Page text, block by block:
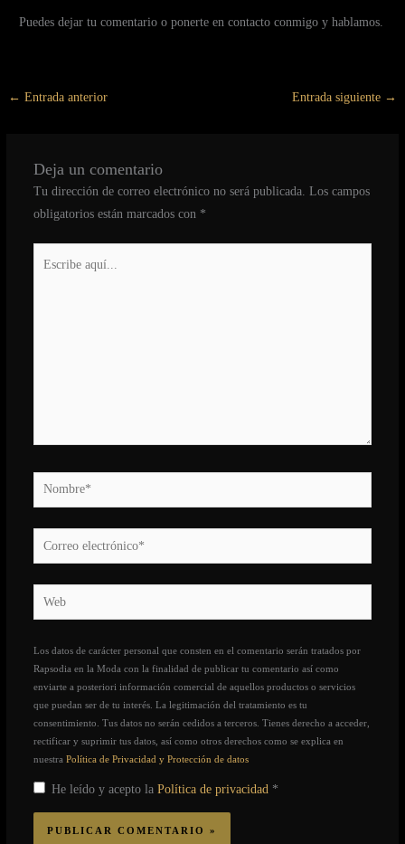
Puedes dejar tu comentario o ponerte en contacto conmigo y hablamos.
← Entrada anterior Entrada siguiente →
Deja un comentario
Tu dirección de correo electrónico no será publicada. Los campos
obligatorios están marcados con *
Nombre*
Correo
electrónico*
Web
Los datos de carácter personal que consten en el comentario serán tratados por
Rapsodia en la Moda con la finalidad de publicar tu comentario así como
enviarte a posteriori información comercial de aquellos productos o servicios
que puedan ser de tu interés. La legitimación del tratamiento es tu
consentimiento. Tus datos no serán cedidos a terceros. Tienes derecho a acceder,
rectificar y suprimir tus datos, así como otros derechos como se explica en
nuestra Política de Privacidad y Protección de datos
He leído y acepto la Política de privacidad *